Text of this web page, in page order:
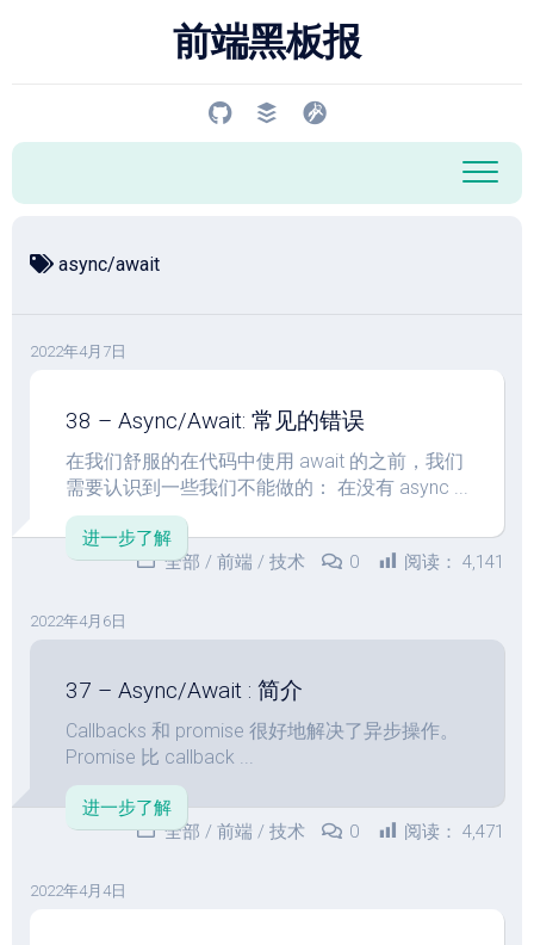
前端黑板报
async/await
2022年4月7日
38 – Async/Await: 常见的错误
在我们舒服的在代码中使用 await 的之前，我们
需要认识到一些我们不能做的： 在没有 async ...
进一步了解
全部 / 前端 / 技术 0 阅读： 4,141
2022年4月6日
37 – Async/Await : 简介
Callbacks 和 promise 很好地解决了异步操作。
Promise 比 callback ...
进一步了解
全部 / 前端 / 技术 0 阅读： 4,471
2022年4月4日